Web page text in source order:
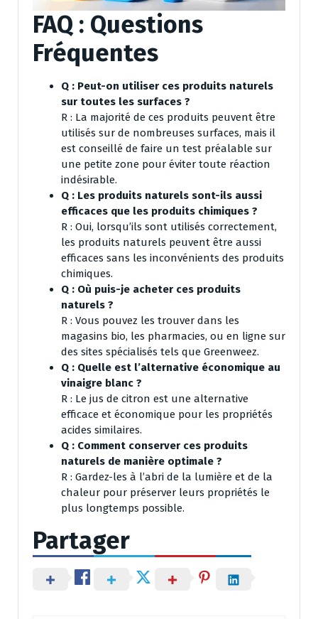
FAQ : Questions
Fréquentes
Q : Peut-on utiliser ces produits naturels
sur toutes les surfaces ?
R : La majorité de ces produits peuvent être
utilisés sur de nombreuses surfaces, mais il
est conseillé de faire un test préalable sur
une petite zone pour éviter toute réaction
indésirable.
Q : Les produits naturels sont-ils aussi
efficaces que les produits chimiques ?
R : Oui, lorsqu’ils sont utilisés correctement,
les produits naturels peuvent être aussi
efficaces sans les inconvénients des produits
chimiques.
Q : Où puis-je acheter ces produits
naturels ?
R : Vous pouvez les trouver dans les
magasins bio, les pharmacies, ou en ligne sur
des sites spécialisés tels que Greenweez.
Q : Quelle est l’alternative économique au
vinaigre blanc ?
R : Le jus de citron est une alternative
efficace et économique pour les propriétés
acides similaires.
Q : Comment conserver ces produits
naturels de manière optimale ?
R : Gardez-les à l’abri de la lumière et de la
chaleur pour préserver leurs propriétés le
plus longtemps possible.
Partager